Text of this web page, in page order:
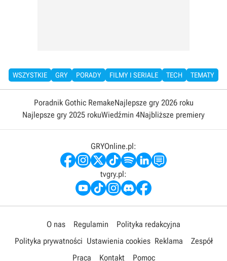
WSZYSTKIE GRY PORADY FILMY I SERIALE TECH TEMATY
Poradnik Gothic RemakeNajlepsze gry 2026 roku
Najlepsze gry 2025 rokuWiedźmin 4Najbliższe premiery
GRYOnline.pl:
tvgry.pl:
O nas Regulamin
Polityka redakcyjna
Polityka prywatności Ustawienia cookies Reklama
Zespół
Praca
Kontakt Pomoc